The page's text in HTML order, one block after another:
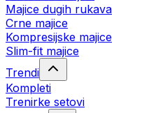
Majice dugih rukava
Crne majice
Kompresijske majice
Slim-fit majice
Trendi
Kompleti
Trenirke setovi